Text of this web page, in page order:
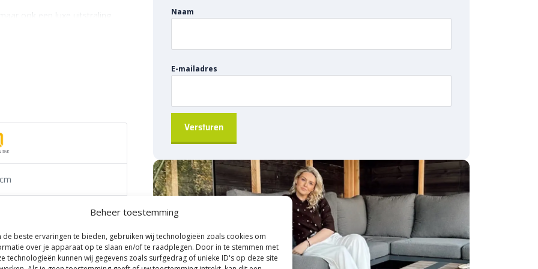
Beheer toestemming
de beste ervaringen te bieden, gebruiken wij technologieën zoals cookies om
over je apparaat op te slaan en/of te raadplegen. Door in te stemmen met
technologieën kunnen wij gegevens zoals surfgedrag of unieke ID's op deze site
ook een luxe uitstraling
precies wat je nodig hebt.
en verzorgde look,
regenwater. Dankzij de
capaciteit en is hij geschikt
advies om geen verzinkt
daken agressieve stoffen als
onderdelen
te koppelen. Dankzij het
waterdichte verbinding. Dat
systeem dat
cm variant heeft deze goot
verkrijgbaar. Zo bepaal je zelf
Naam
E-mailadres